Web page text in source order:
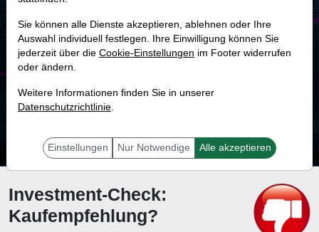
MONKEY-TRADER INDIKATOR
22.2 %
Mit 22.2 % Wahrscheinlichkeit wird selbst der unglücklichst agierende Trader
Investment-Check:
Kaufempfehlung?
Sie können alle Dienste akzeptieren, ablehnen oder Ihre
Auswahl individuell festlegen. Ihre Einwilligung können Sie
jederzeit über die Cookie-Einstellungen im Footer widerrufen
oder ändern.
Weitere Informationen finden Sie in unserer
Datenschutzrichtlinie.
Einstellungen Nur Notwendige Alle akzeptieren